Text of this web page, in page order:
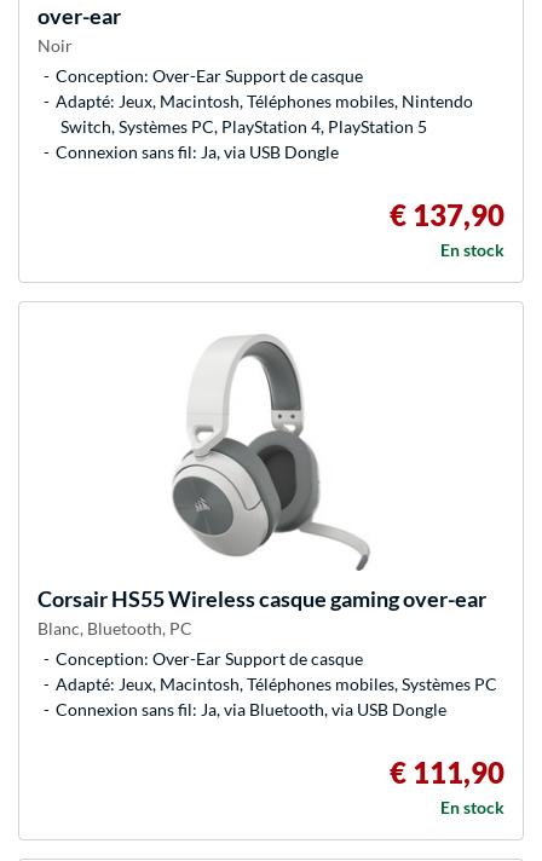
over-ear
Noir
Conception: Over-Ear Support de casque
Adapté: Jeux, Macintosh, Téléphones mobiles, Nintendo
Switch, Systèmes PC, PlayStation 4, PlayStation 5
Connexion sans fil: Ja, via USB Dongle
€ 137,90
En stock
CorsairHS55 Wireless casque gaming over-ear
Blanc, Bluetooth, PC
Conception: Over-Ear Support de casque
Adapté: Jeux, Macintosh, Téléphones mobiles, Systèmes PC
Connexion sans fil: Ja, via Bluetooth, via USB Dongle
€ 111,90
En stock